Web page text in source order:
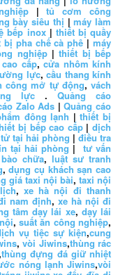
|tủ cơm công
bày siêu thị |máy làm
bếp inox| thiết bị quầy
bị pha chế cà phê | máy
nghiệp|thiết bị bếp
cấp,cửa nhôm kính
lực, cầu thang kính
công mở tự động, vách
lực . Quảng cáo
Zalo Ads |Quảng cáo
đông lạnh |thiết bị
bị bếp cao cấp|dịch
tại hải phòng | điều tra
tại hải phòng | tư vấn
chữa, luật sư tranh
,dụng cụ khách sạn cao
giá taxi nội bài, taxi nội
, xe hà nội đi thanh
nam định,xe hà nội đi
tâm dạy lái xe, dạy lái
,suất ăn công nghiệp,
vụ tiệc sự kiện,cung
, vòi Jiwins,thùng rác
thùng đựng đá giữ nhiệt
nóng lạnh Jiwins,vòi